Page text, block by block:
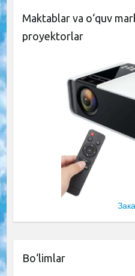
Maktablar va o‘quv
proyektorlar
Bo‘limlar